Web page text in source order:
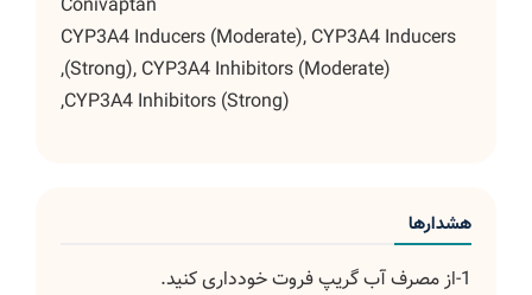
CYP3A4 Inducers (Moderate), CYP3A4 Inducers
(Strong), CYP3A4 Inhibitors (Moderate),
CYP3A4 Inhibitors (Strong),
هشدارها